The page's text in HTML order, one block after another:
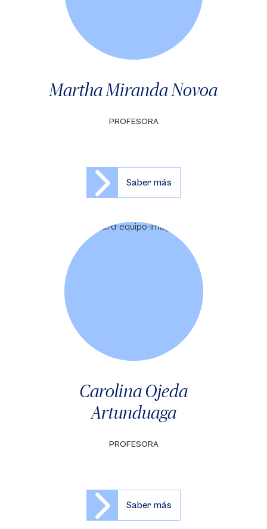
Martha Miranda Novoa
PROFESORA
Saber más
Carolina Ojeda
Artunduaga
PROFESORA
Saber más